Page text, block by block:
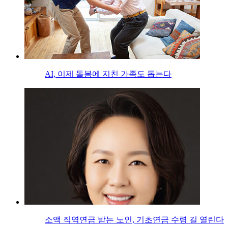
AI, 이제 돌봄에 지친 가족도 돕는다
소액 직역연금 받는 노인, 기초연금 수령 길 열린다